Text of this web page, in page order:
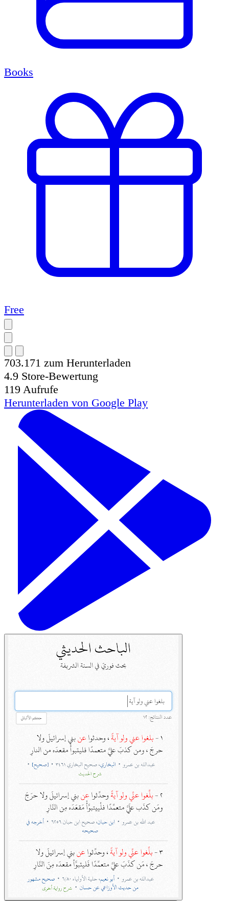
Books
Free
703.171 zum Herunterladen
4.9 Store-Bewertung
119 Aufrufe
Herunterladen von Google Play